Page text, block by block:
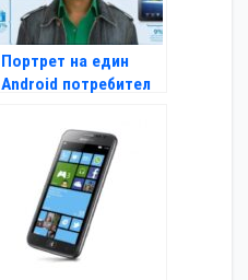
Портрет на един
Android потребител